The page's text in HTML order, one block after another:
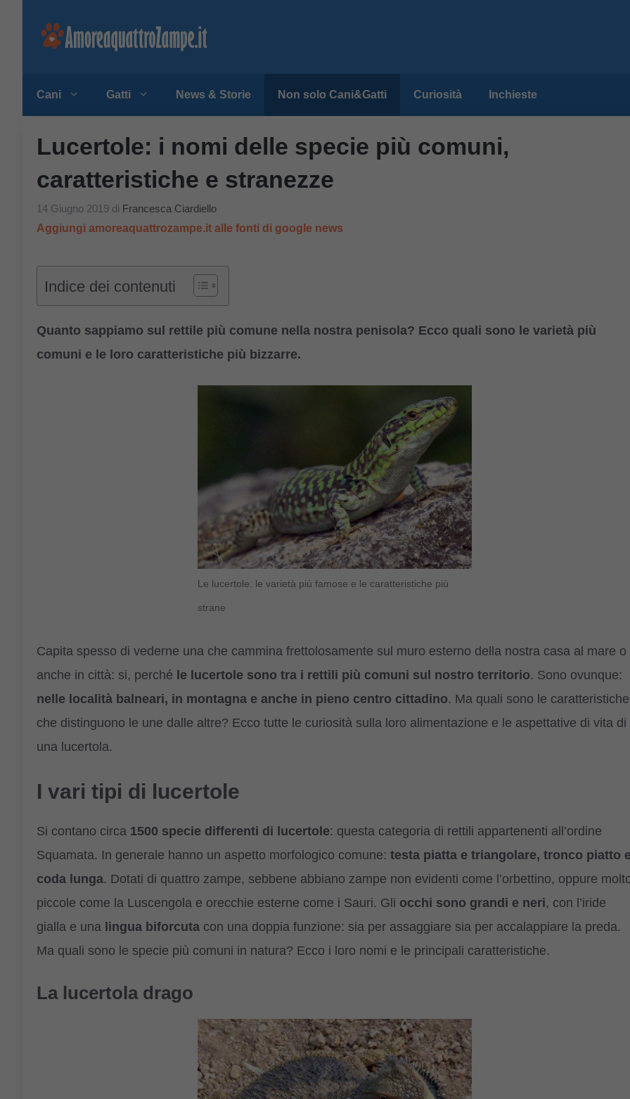
Cani Gatti News & Storie Non solo Cani&Gatti Curiosità Inchieste
Lucertole: i nomi delle specie più comuni,
caratteristiche e stranezze
14 Giugno 2019 di Francesca Ciardiello
Aggiungi amoreaquattrozampe.it alle fonti di google news
Indice dei contenuti
Quanto sappiamo sul rettile più comune nella nostra penisola? Ecco quali sono le varietà più
comuni e le loro caratteristiche più bizzarre.
Le lucertole: le varietà più famose e le caratteristiche più
strane
Capita spesso di vederne una che cammina frettolosamente sul muro esterno della nostra casa al mare o
anche in città: si, perché le lucertole sono tra i rettili più comuni sul nostro territorio. Sono ovunque:
nelle località balneari, in montagna e anche in pieno centro cittadino. Ma quali sono le caratteristiche
che distinguono le une dalle altre? Ecco tutte le curiosità sulla loro alimentazione e le aspettative di vita di
una lucertola.
I vari tipi di lucertole
Si contano circa 1500 specie differenti di lucertole: questa categoria di rettili appartenenti all’ordine
Squamata. In generale hanno un aspetto morfologico comune: testa piatta e triangolare, tronco piatto
coda lunga. Dotati di quattro zampe, sebbene abbiano zampe non evidenti come l’orbettino, oppure
piccole come la Luscengola e orecchie esterne come i Sauri. Gli occhi sono grandi e neri, con l’iride
gialla e una lingua biforcuta con una doppia funzione: sia per assaggiare sia per accalappiare la preda.
Ma quali sono le specie più comuni in natura? Ecco i loro nomi e le principali caratteristiche.
La lucertola drago